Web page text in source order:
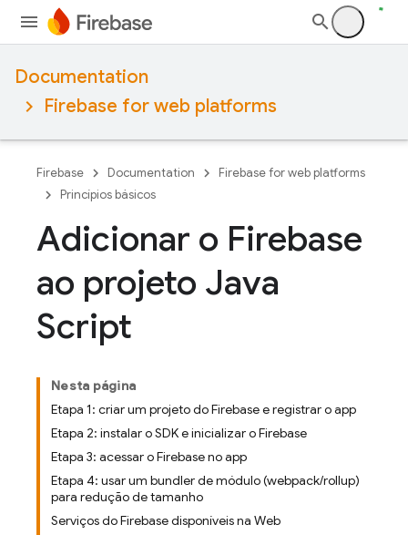
Documentation
Firebase for web platforms
Firebase Documentation
Firebase for web platforms
Princípios básicos
Adicionar o Firebase
ao projeto Java
Script
Nesta página
Etapa 1: criar um projeto do Firebase e registrar o app
Etapa 2: instalar o SDK e inicializar o Firebase
Etapa 3: acessar o Firebase no app
Etapa 4: usar um bundler de módulo (webpack/rollup)
para redução de tamanho
Serviços do Firebase disponíveis na Web